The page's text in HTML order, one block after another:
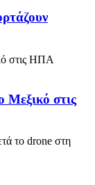
Μεξικό στις